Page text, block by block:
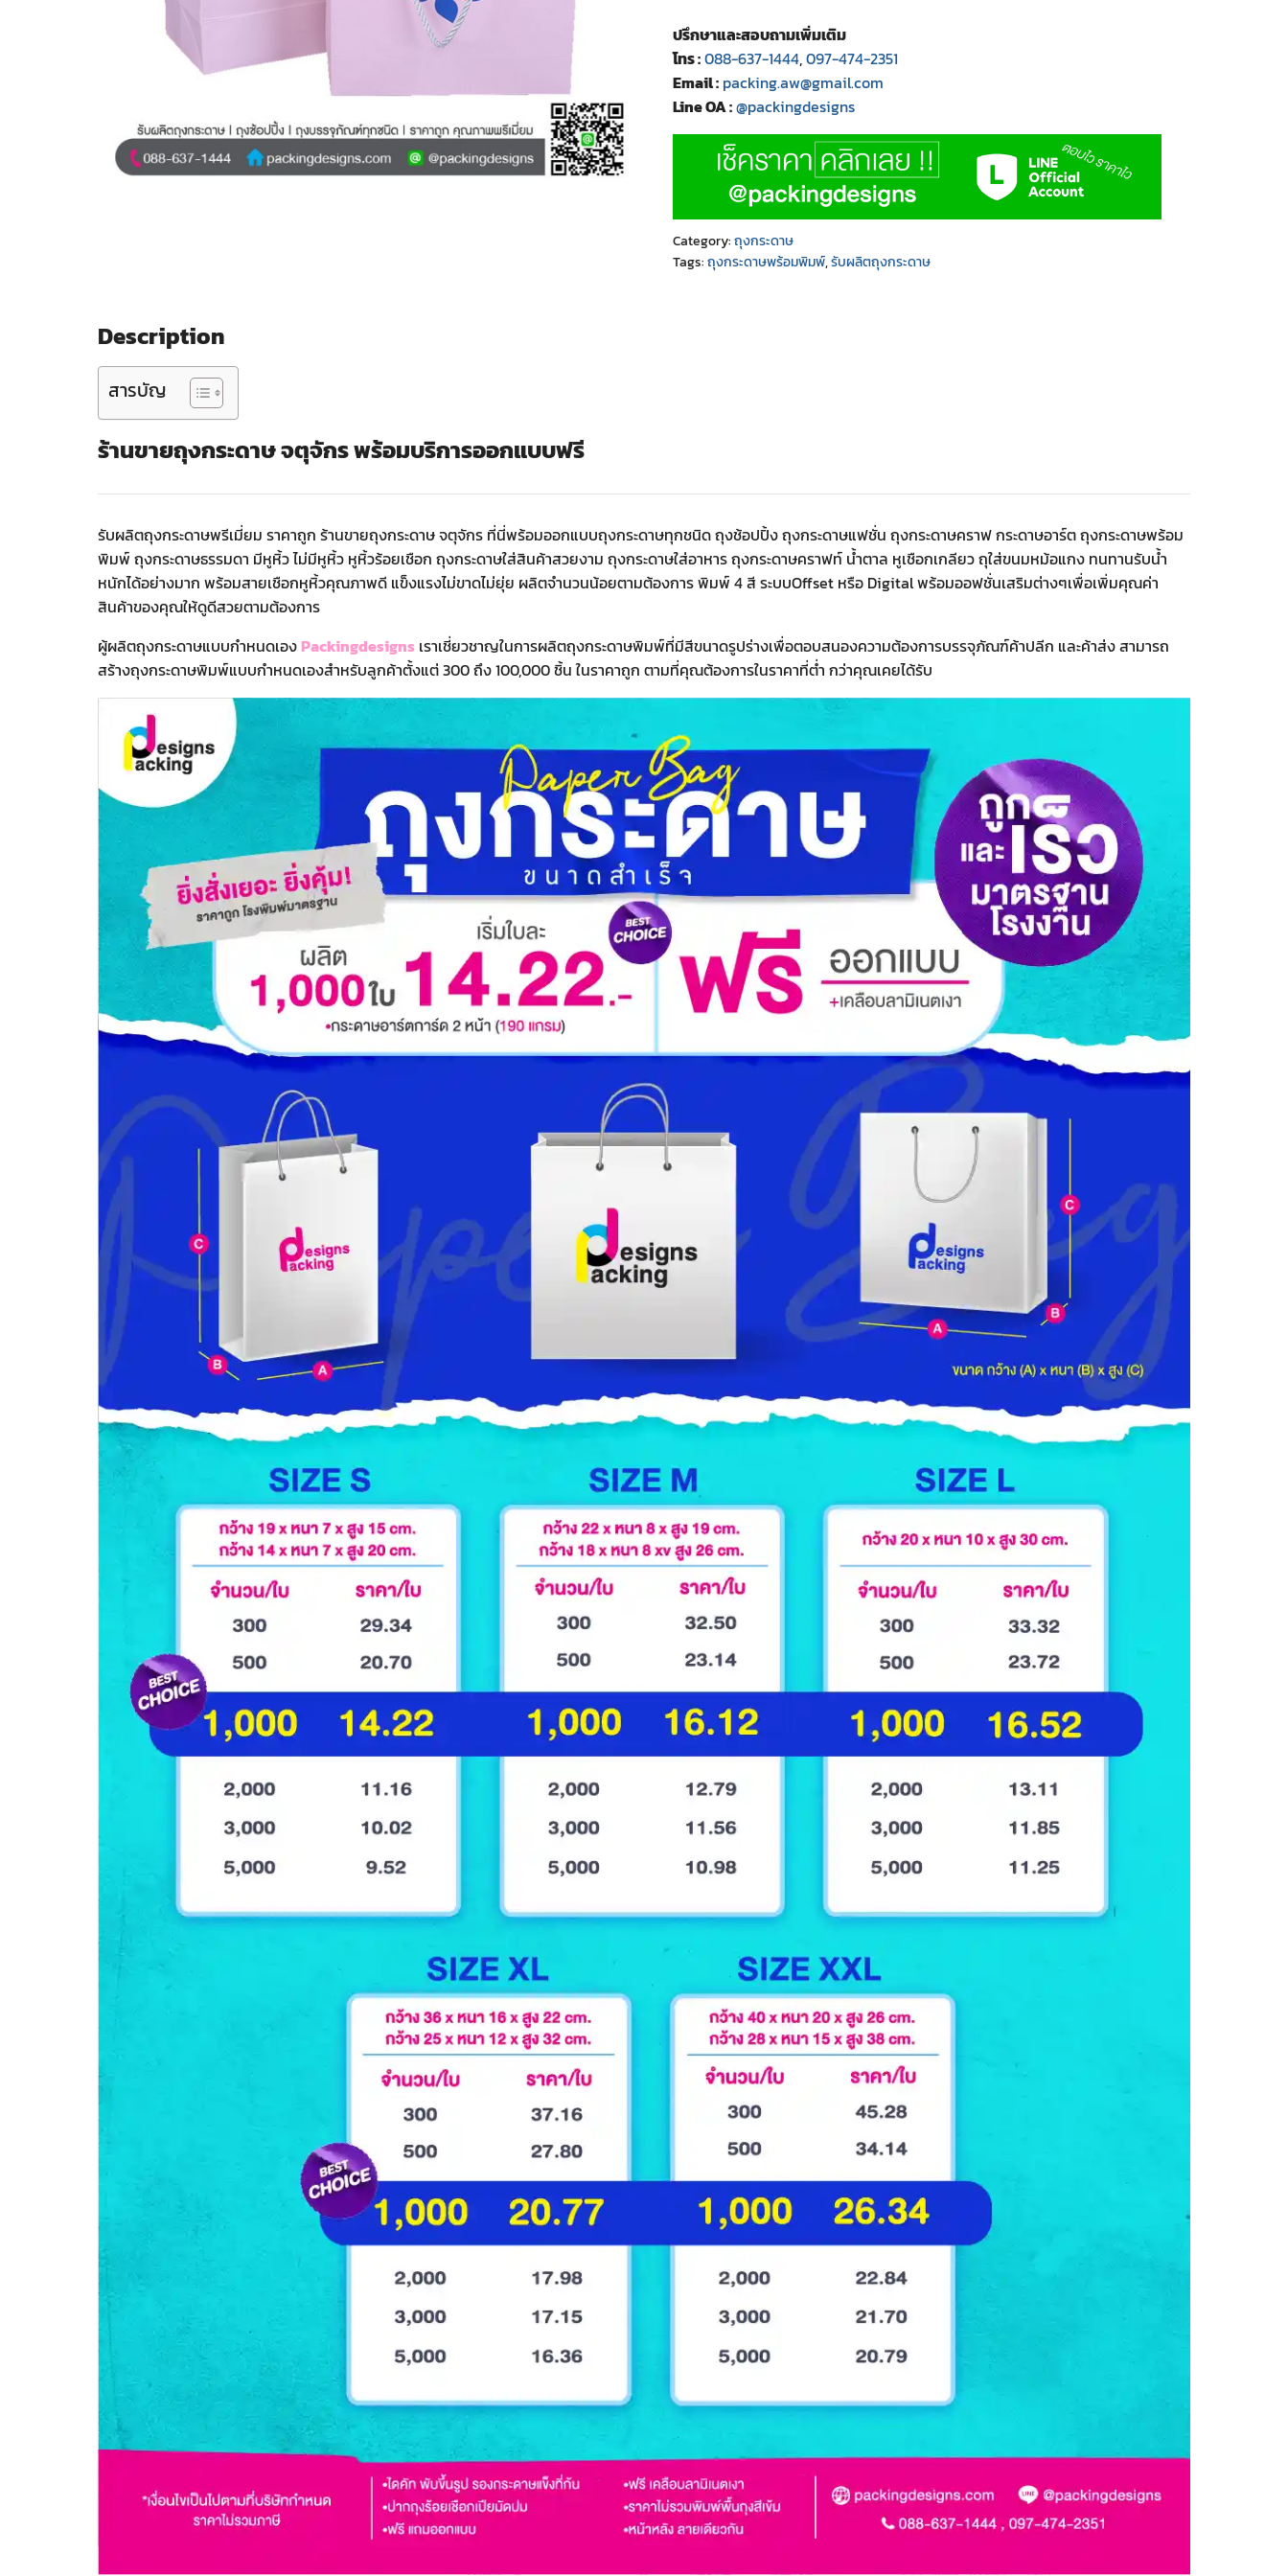
ปรึกษาและสอบถามเพิ่มเติม
โทร :088-637-1444,097-474-2351
Email : packing.aw@gmail.com
Line OA :@packingdesigns
Category:ถุงกระดาษ
Tags:ถุงกระดาษพร้อมพิมพ์,รับผลิตถุงกระดาษ
Description
สารบัญ
ร้านขายถุงกระดาษ จตุจักร พร้อมบริการออกแบบฟรี
รับผลิตถุงกระดาษพรีเมี่ยม ราคาถูก ร้านขายถุงกระดาษ จตุจักร ที่นี่พร้อมออกแบบถุงกระดาษทุกชนิด ถุงช้อปปิ้ง ถุงกระดาษแฟชั่น ถุงกระดาษคราฟ กระดาษอาร์ต ถุงกระดาษพร้อม
พิมพ์ ถุงกระดาษธรรมดา มีหูหิ้ว ไม่มีหูหิ้ว หูหิ้วร้อยเชือก ถุงกระดาษใส่สินค้าสวยงาม ถุงกระดาษใส่อาหาร ถุงกระดาษคราฟท์ น้ำตาล หูเชือกเกลียว ถุใส่ขนมหม้อแกง ทนทานรับน้ำ
หนักได้อย่างมาก พร้อมสายเชือกหูหิ้วคุณภาพดี แข็งแรงไม่ขาดไม่ยุ่ย ผลิตจำนวนน้อยตามต้องการ พิมพ์ 4 สี ระบบOffset หรือ Digital พร้อมออฟชั่นเสริมต่างๆเพื่อเพิ่มคุณค่า
สินค้าของคุณให้ดูดีสวยตามต้องการ
ผู้ผลิตถุงกระดาษแบบกำหนดเองPackingdesigns เราเชี่ยวชาญในการผลิตถุงกระดาษพิมพ์ที่มีสีขนาดรูปร่างเพื่อตอบสนองความต้องการบรรจุภัณฑ์ค้าปลีก และค้าส่ง สามารถ
สร้างถุงกระดาษพิมพ์แบบกำหนดเองสำหรับลูกค้าตั้งแต่ 300 ถึง 100,000 ชิ้น ในราคาถูก ตามที่คุณต้องการในราคาที่ต่ำ กว่าคุณเคยได้รับ